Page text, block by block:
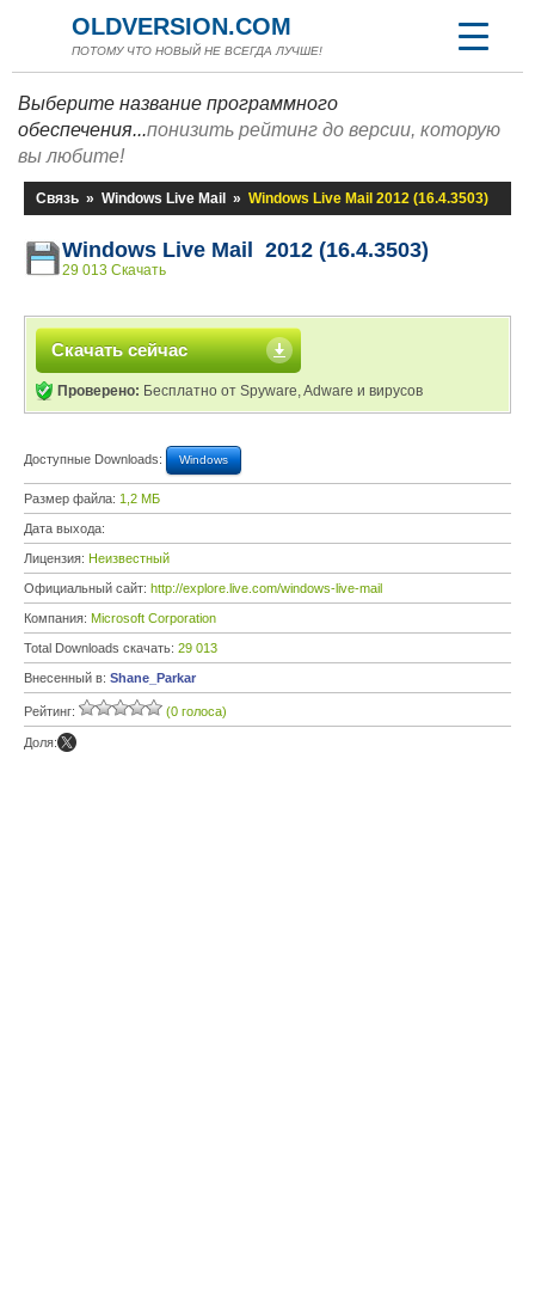
OLDVERSION.COM
ПОТОМУ ЧТО НОВЫЙ НЕ ВСЕГДА ЛУЧШЕ!
Выберите название программного
обеспечения...понизить рейтинг до версии, которую
вы любите!
Связь » Windows Live Mail » Windows Live Mail 2012 (16.4.3503)
Windows Live Mail 2012 (16.4.3503)
29 013 Скачать
Скачать сейчас
Проверено: Бесплатно от Spyware, Adware и вирусов
Доступные Downloads: Windows
Размер файла: 1,2 МБ
Дата выхода:
Лицензия: Неизвестный
Официальный сайт: http://explore.live.com/windows-live-mail
Компания: Microsoft Corporation
Total Downloads скачать: 29 013
Внесенный в: Shane_Parkar
Рейтинг: (0 голоса)
Доля: